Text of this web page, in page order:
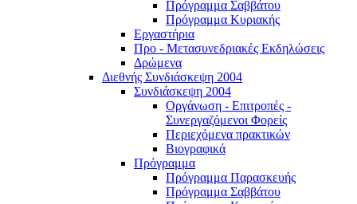
Πρόγραμμα Σαββάτου
Πρόγραμμα Κυριακής
Εργαστήρια
Προ - Μετασυνεδριακές Εκδηλώσεις
Δρώμενα
Διεθνής Συνδιάσκεψη 2004
Συνδιάσκεψη 2004
Οργάνωση - Επιτροπές -
Συνεργαζόμενοι Φορείς
Περιεχόμενα πρακτικών
Βιογραφικά
Πρόγραμμα
Πρόγραμμα Παρασκευής
Πρόγραμμα Σαββάτου